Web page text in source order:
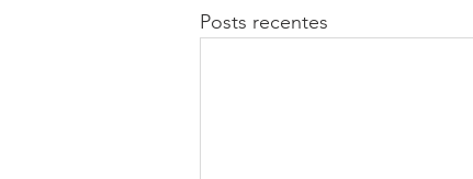
Posts recentes